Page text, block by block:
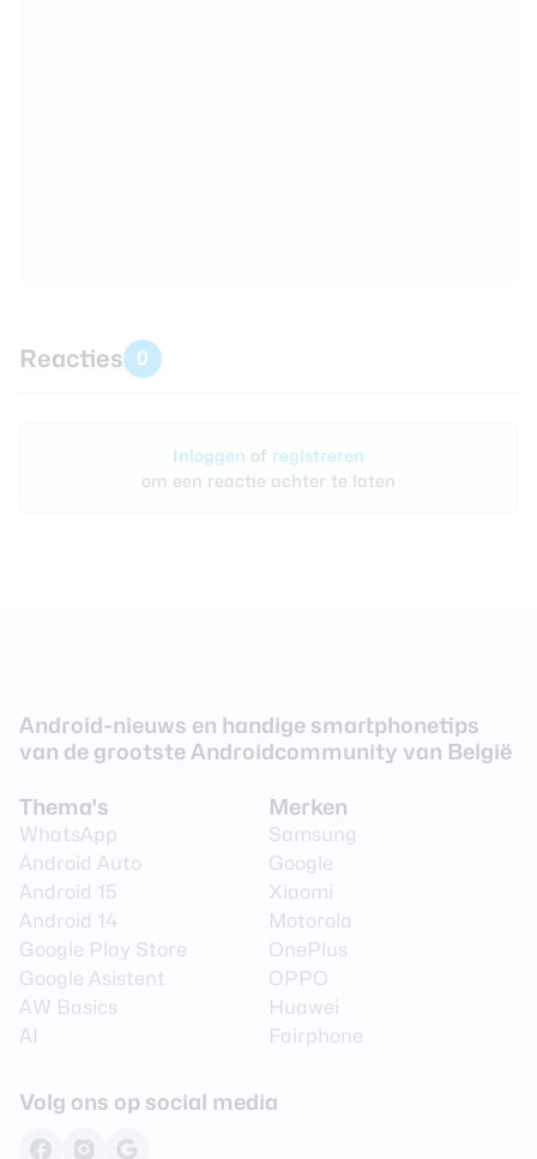
Reacties 0
Inloggen of registreren
om een reactie achter te laten
Android-nieuws en handige smartphonetips
van de grootste Androidcommunity van België
Thema's
WhatsApp
Android Auto
Android 15
Android 14
Google Play Store
Google Asistent
AW Basics
AI
Merken
Samsung
Google
Xiaomi
Motorola
OnePlus
OPPO
Huawei
Fairphone
Volg ons op social media